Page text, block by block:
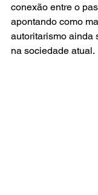
conexão entre o
apontando como
autoritarismo ainda
na sociedade atual.